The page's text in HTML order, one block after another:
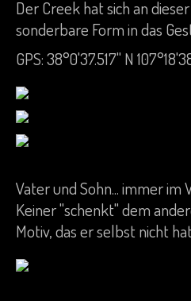
Der Creek hat sich an
sonderbare Form in das
GPS: 38°0'37.517" N
Vater und Sohn... immer im
Keiner "schenkt" dem
Motiv, das er selbst nicht